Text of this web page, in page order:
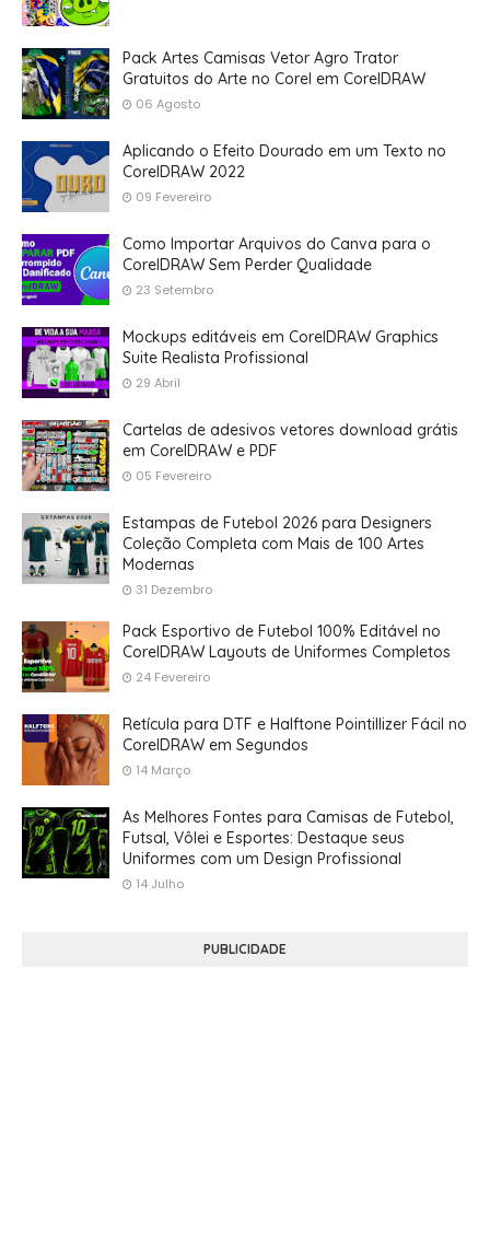
Pack Artes Camisas Vetor Agro Trator
Gratuitos do Arte no Corel em CorelDRAW
06 Agosto
Aplicando o Efeito Dourado em um Texto no
CorelDRAW 2022
09 Fevereiro
Como Importar Arquivos do Canva para o
CorelDRAW Sem Perder Qualidade
23 Setembro
Mockups editáveis em CorelDRAW Graphics
Suite Realista Profissional
29 Abril
Cartelas de adesivos vetores download grátis
em CorelDRAW e PDF
05 Fevereiro
Estampas de Futebol 2026 para Designers
Coleção Completa com Mais de 100 Artes
Modernas
31 Dezembro
Pack Esportivo de Futebol 100% Editável no
CorelDRAW Layouts de Uniformes Completos
24 Fevereiro
Retícula para DTF e Halftone Pointillizer Fácil no
CorelDRAW em Segundos
14 Março
As Melhores Fontes para Camisas de Futebol,
Futsal, Vôlei e Esportes: Destaque seus
Uniformes com um Design Profissional
14 Julho
PUBLICIDADE